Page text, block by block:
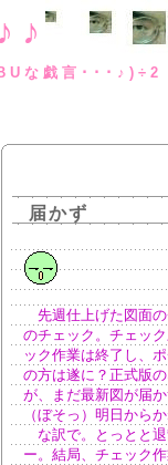
帳♪＋
届かず
先週仕上げた図面の
のチェック。チェッ
ック作業は終了し、
の方は遂に？正式版
が、まだ最新図が届
（ぼそっ）明日から
な訳で。とっとと
ー。結局、チェック作